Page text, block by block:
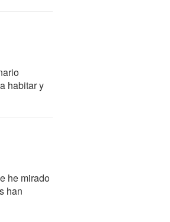
habitar y
he mirado
han